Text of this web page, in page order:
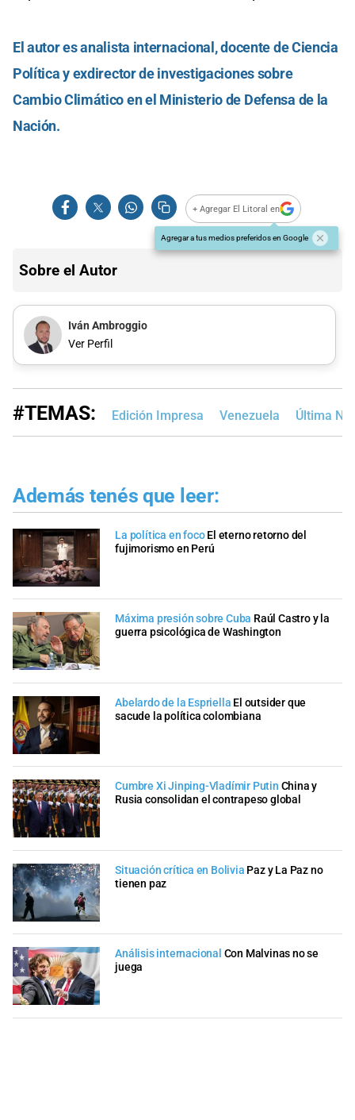
El autor es analista internacional, docente de Ciencia
Política y exdirector de investigaciones sobre
Cambio Climático en el Ministerio de Defensa de la
Nación.
+ Agregar El Litoral en
Agregar a tus medios preferidos en Google
Sobre el Autor
Iván Ambroggio
Ver Perfil
#TEMAS: Edición Impresa Venezuela Última
Además tenés que leer:
La política en foco El eterno retorno del
fujimorismo en Perú
Máxima presión sobre Cuba Raúl Castro y la
guerra psicológica de Washington
Abelardo de la Espriella El outsider que
sacude la política colombiana
Cumbre Xi Jinping-Vladímir Putin China y
Rusia consolidan el contrapeso global
Situación crítica en Bolivia Paz y La Paz no
tienen paz
Análisis internacional Con Malvinas no se
juega